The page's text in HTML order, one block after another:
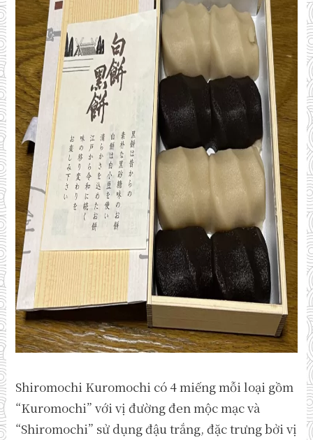
Shiromochi Kuromochi có 4 miếng mỗi loại gồm
“Kuromochi” với vị đường đen mộc mạc và
“Shiromochi” sử dụng đậu trắng, đặc trưng bởi vị